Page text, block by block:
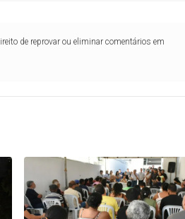
de reprovar ou eliminar comentários em